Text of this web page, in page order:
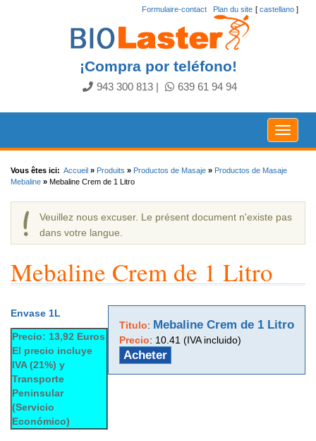
[ castellano ]
Formulaire-contact Plan du site
¡Compra por teléfono!
943 300 813 639 61 94 94
Toggle
Vous êtes ici: Accueil » Produits » Productos de Masaje » Productos de Masaje
Mebaline » Mebaline Crem de 1 Litro
Veuillez nous excuser. Le présent document n'existe pas
dans votre langue.
Mebaline Crem de 1 Litro
Titulo: Mebaline Crem de 1 Litro
Precio: 10.41 (IVA incluido)
Acheter
Envase 1L
Precio: 13,92 Euros
El precio incluye
IVA (21%) y
Transporte
Peninsular
(Servicio
Económico)